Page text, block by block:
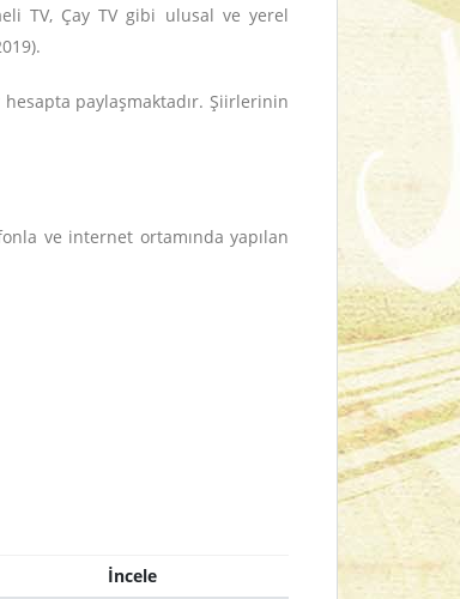
TV, Çay TV gibi ulusal ve yerel
paylaşmaktadır. Şiirlerinin
ve internet ortamında yapılan
İncele